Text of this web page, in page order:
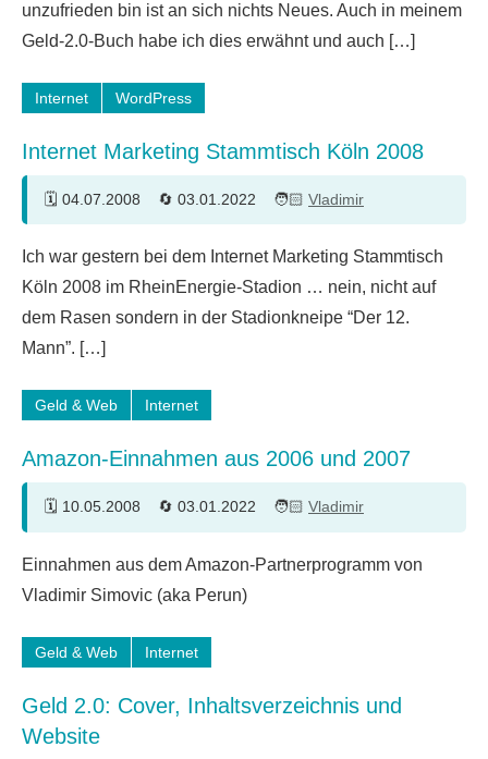
unzufrieden bin ist an sich nichts Neues. Auch in meinem
Geld-2.0-Buch habe ich dies erwähnt und auch […]
Internet WordPress
Internet Marketing Stammtisch Köln 2008
04.07.2008 03.01.2022 Vladimir
Kommentare
Ich war gestern bei dem Internet Marketing Stammtisch
Köln 2008 im RheinEnergie-Stadion … nein, nicht auf
dem Rasen sondern in der Stadionkneipe “Der 12.
Mann”. […]
Geld & Web Internet
Amazon-Einnahmen aus 2006 und 2007
10.05.2008 03.01.2022 Vladimir
Kommentare
Einnahmen aus dem Amazon-Partnerprogramm von
Vladimir Simovic (aka Perun)
Geld & Web Internet
Geld 2.0: Cover, Inhaltsverzeichnis und
Website